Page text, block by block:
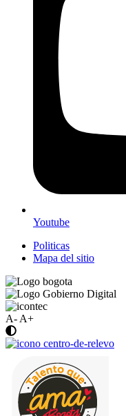
Youtube
Politicas
Mapa del sitio
A- A+